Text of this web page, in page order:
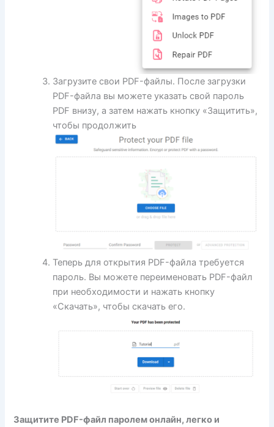
Загрузите свои PDF-файлы. После загрузки
PDF-файла вы можете указать свой пароль
PDF внизу, а затем нажать кнопку «Защитить»,
чтобы продолжить
Теперь для открытия PDF-файла требуется
пароль. Вы можете переименовать PDF-файл
при необходимости и нажать кнопку
«Скачать», чтобы скачать его.
Защитите PDF-файл паролем онлайн, легко и